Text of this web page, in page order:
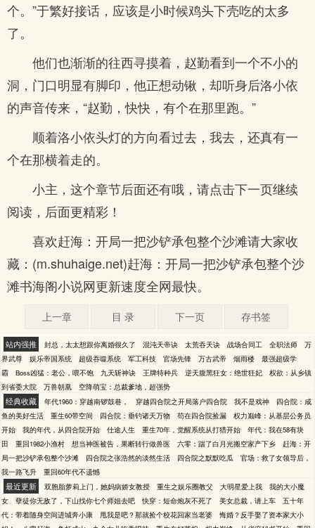
个。”于繁好接话，应该是小时候鸡头下壳吃的太多
了。
他们也渐渐的往西寻摸着，赵勤看到一个不小的
洞，门口明显有脚印，他正想动锹，却听身后洛小依
的声音传来，“赵勤，快快，有个在那里跑。”
顺着洛小依头灯的方向看过去，我去，还真有一
个在那横着走的。
小主，这个章节后面还有哦，请点击下一页继续
阅读，后面更精彩！
喜欢赶海：开局一把沙铲承包整个沙滩请大家收
藏：(m.shuhaige.net)赶海：开局一把沙铲承包整个沙
滩书海阁小说网更新速度全网最快。
上一章 目 录 下一页 存书签
站内强推 封总，太太想跟你离婚很久了 混沌天帝诀 太荒吞天诀 战场合同工 全职法师
万
界武尊
娱乐帝国系统 超级吞噬系统 军工科技 官场先锋 万古武帝 烟雨楼
最强超级学
霸
Boss凶猛：老公，喂不饱 九天斩神诀 王牌特种兵 逆天腹黑狂女：绝世狂妃
权欲：从乡镇
到省委大院
万兽朝凰 空降萌宝：总裁爹地，超强势
经典收藏 年代1960：穿越南锣鼓巷， 穿越四合院之开局落户四合院 我不是戏神
四合院：咸
鱼的美好生活
重生60带空间 四合院：垂钓诸天万物 苟在四合院捡漏
权力巅峰：从基层公务员
开始
我的年代，从四合院开始 仕途人生 重生70年，觉醒系统从打猎开始
年代：我在58有块
田
重回1982小渔村 想当神医被告，果断转行做兽医 六零：踹了白月光搬空家产下乡
赶海：开
局一把沙铲承包整个沙滩
四合院之张浩然的淡然生活 四合院之默默吃瓜
官场：救了女领导后，
我一路飞升
重回60年代不遗憾
最近更新 双胞胎萝莉上门，她妈病娇女教授 重生之娱乐圈教父 大明星爱上我
我的大小魔
女
孽徒你无敌了，下山找你七个师姐去吧 快穿：短命炮灰不死了 美女总裁，请上车
五十年
代：带着随身空间进城奔小康
甩我是吧？那就捡个校花回家当老婆
悔婚？反手娶了资本家大小